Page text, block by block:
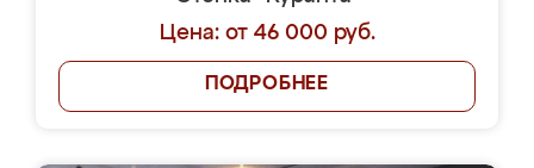
Цена: от 46 000 руб.
ПОДРОБНЕЕ